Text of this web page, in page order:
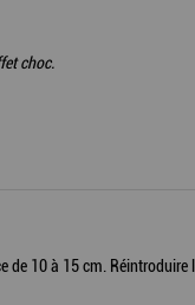
choc.
de 10 à 15 cm.